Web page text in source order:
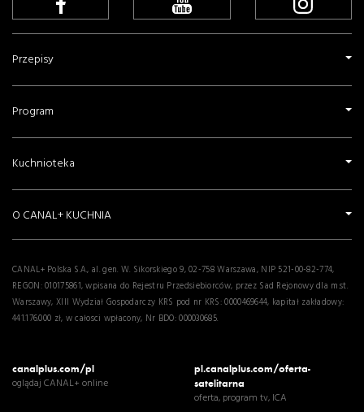
Przepisy
Program
Kuchnioteka
O CANAL+ KUCHNIA
CANAL+ Polska S.A., al. gen. W. Sikorskiego 9, 02-758 Warszawa, NIP 521-00-82-774,
REGON: 010175861, wpisana do Rejestru Przedsiebiorców, przez Sad Rejonowy dla m.st.
Warszawy, XIII Wydział Gospodarczy KRS pod nr KRS: 0000469644, kapitał zakładowy:
441.176.000 zł, w całosci wpłacony, Nr BDO: 000030685.
canalplus.com/pl
oglądaj CANAL+ online
pl.canalplus.com/oferta-
satelitarna
oferta, program tv, ICA